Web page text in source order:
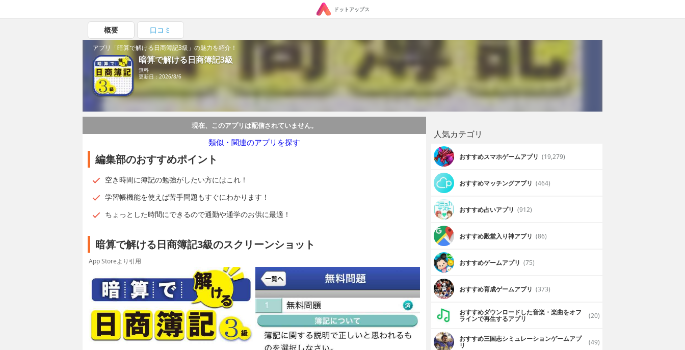
ドットアップス
概要 口コミ
アプリ「暗算で解ける日商簿記3級」の魅力を紹介！
暗算で解ける日商簿記3級
無料
更新日：2026/8/6
現在、このアプリは配信されていません。
類似・関連のアプリを探す
編集部のおすすめポイント
空き時間に簿記の勉強がしたい方にはこれ！
学習帳機能を使えば苦手問題もすぐにわかります！
ちょっとした時間にできるので通勤や通学のお供に最適！
暗算で解ける日商簿記3級のスクリーンショット
App Storeより引用
人気カテゴリ
おすすめスマホゲームアプリ (19,279)
おすすめマッチングアプリ (464)
おすすめ占いアプリ (912)
おすすめ殿堂入り神アプリ (86)
おすすめゲームアプリ (75)
おすすめ育成ゲームアプリ (373)
おすすめダウンロードした音楽・楽曲をオフ
ラインで再生するアプリ (20)
おすすめ三国志シミュレーションゲームアプ
リ (49)